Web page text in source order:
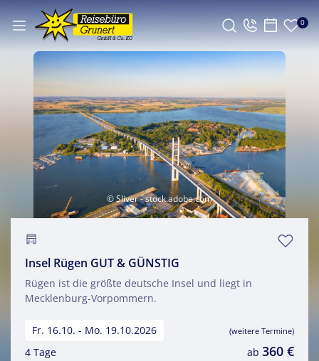
0
© Sliver - stock.adobe.com
Insel Rügen GUT & GÜNSTIG
Rügen ist die größte deutsche Insel und liegt in
Mecklenburg-Vorpommern.
Fr. 16.10. - Mo. 19.10.2026 (weitere Termine)
4 Tage ab 360 €